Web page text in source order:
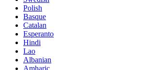
Polish
Basque
Catalan
Esperanto
Hindi
Lao
Albanian